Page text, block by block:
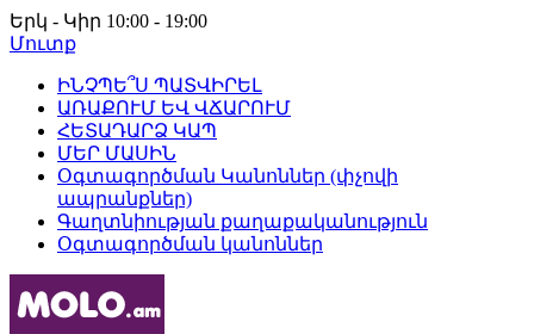
Երկ - Կիր 10:00 - 19:00
Մուտք
ԻՆՉՊԵ՞Ս ՊԱՏՎԻՐԵԼ
ԱՌԱՔՈՒՄ ԵՎ ՎՃԱՐՈՒՄ
ՀԵՏԱԴԱՐՁ ԿԱՊ
ՄԵՐ ՄԱՍԻՆ
Օգտագործման Կանոններ (փչովի
ապրանքներ)
Գաղտնիության քաղաքականություն
Օգտագործման կանոններ